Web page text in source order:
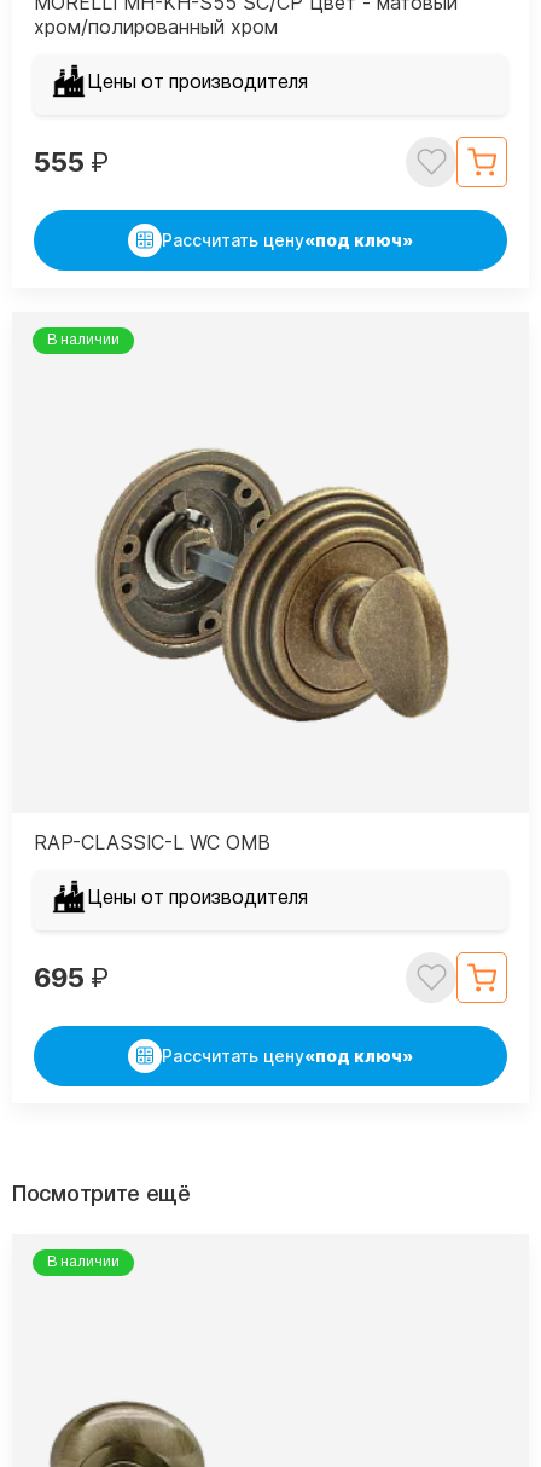
хром/полированный хром
Цены от производителя
555 ₽
Рассчитать цену«под ключ»
В наличии
RAP-CLASSIC-L WC OMB
Цены от производителя
695 ₽
Рассчитать цену«под ключ»
Посмотрите ещё
В наличии